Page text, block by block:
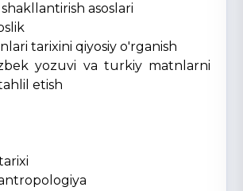
asoslari
tarixini qiyosiy o'rganish
yozuvi va turkiy matnlarni
etish